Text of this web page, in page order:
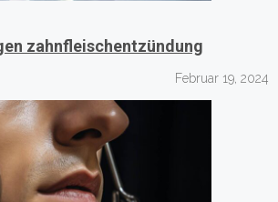
zahnfleischentzündung
Februar 19, 2024